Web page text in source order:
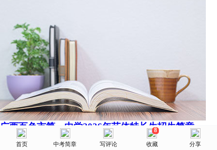
首页
美术网
选择省份 院校库 消息 我的
广西百色市第一中学2026年艺体特长生招生简章
一、学校简介百色市第一中学创办于 1978 年，原名“百色县中学”，1980年更名为“百色县一
中”，1984年百色县撤县建市......
首页 中考简章 写评论
8
收藏 分享